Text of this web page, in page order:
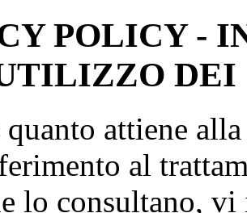
POLICY -
DEI
attiene
al
lo consultano,